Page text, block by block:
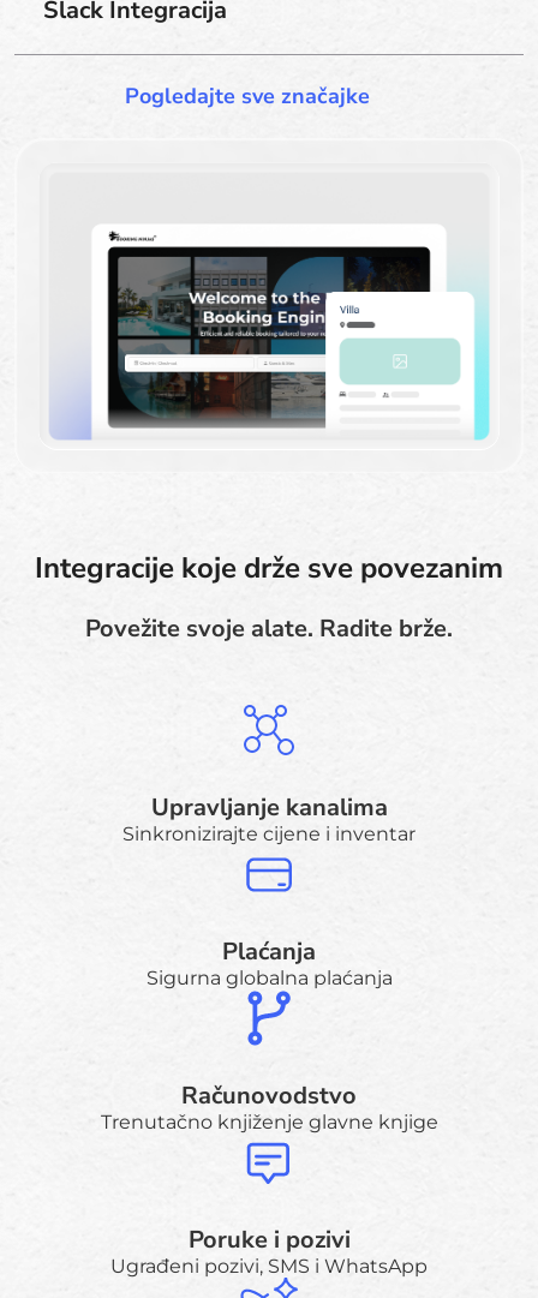
Slack Integracija
Pogledajte sve značajke
Integracije koje drže sve povezanim
Povežite svoje alate. Radite brže.
Upravljanje kanalima
Sinkronizirajte cijene i inventar
Plaćanja
Sigurna globalna plaćanja
Računovodstvo
Trenutačno knjiženje glavne knjige
Poruke i pozivi
Ugrađeni pozivi, SMS i WhatsApp